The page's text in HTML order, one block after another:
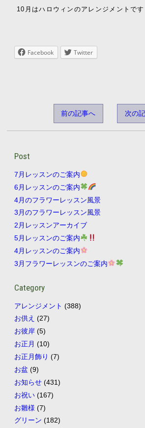
10月はハロウィンのアレンジメントです
Facebook Twitter
前の記事へ 次の
Post
7月レッスンのご案内
6月レッスンのご案内
4月のフラワーレッスン風景
3月のフラワーレッスン風景
2月レッスンアーカイブ
5月レッスンのご案内
4月レッスンのご案内
3月フラワーレッスンのご案内
Category
アレンジメント (388)
お供え (27)
お彼岸(5)
お正月 (10)
お正月飾り (7)
お盆 (9)
お知らせ(431)
お祝い(167)
お雛様 (7)
グリーン (182)